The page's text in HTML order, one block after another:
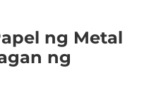
ng Metal
ng